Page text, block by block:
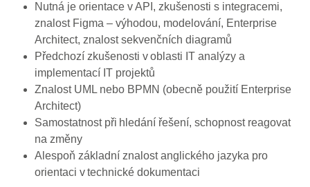
Nutná je orientace v API, zkušenosti s integracemi,
znalost Figma – výhodou, modelování, Enterprise
Architect, znalost sekvenčních diagramů
Předchozí zkušenosti v oblasti IT analýzy a
implementací IT projektů
Znalost UML nebo BPMN (obecně použití Enterprise
Architect)
Samostatnost při hledání řešení, schopnost reagovat
na změny
Alespoň základní znalost anglického jazyka pro
orientaci v technické dokumentaci